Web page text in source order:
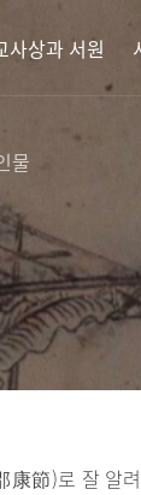
사상과 서원
물
節)로 잘 알